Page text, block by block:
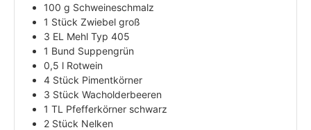
100 g Schweineschmalz
1 Stück Zwiebel groß
3 EL Mehl Typ 405
1 Bund Suppengrün
0,5 l Rotwein
4 Stück Pimentkörner
3 Stück Wacholderbeeren
1 TL Pfefferkörner schwarz
2 Stück Nelken